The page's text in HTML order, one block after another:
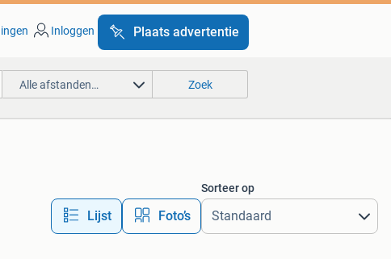
Inloggen Plaats advertentie
Alle afstanden… Zoek
Lijst Foto’s
Sorteer op